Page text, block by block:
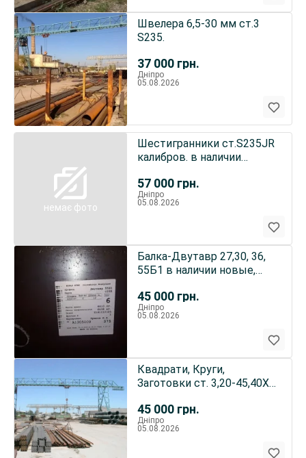
37 000 грн.
Швелера 6,5-30 мм ст.3
S235.
Дніпро
05.08.2026
немає фото
57 000 грн.
Шестигранники ст.S235JR
калибров. в наличии
Дніпро
05.08.2026
45 000 грн.
Балка-Двутавр 27,30, 36,
55Б1 в наличии новые,
Днепр
Дніпро
05.08.2026
45 000 грн.
Квадрати, Круги,
Заготовки ст. 3,20-45,40Х
Дніпро
05.08.2026